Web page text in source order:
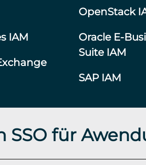
IAM
OpenStack
Oracle E-
Suite IAM
SAP IAM
SSO für